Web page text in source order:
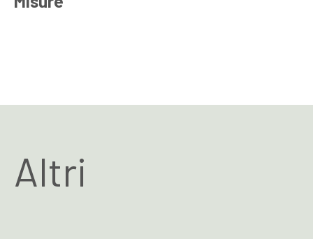
Altri